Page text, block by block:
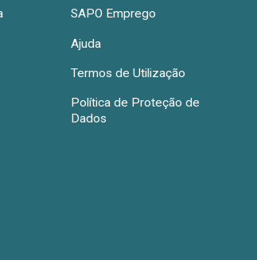
SAPO Emprego
Ajuda
Termos de Utilização
Política de Proteção de
Dados